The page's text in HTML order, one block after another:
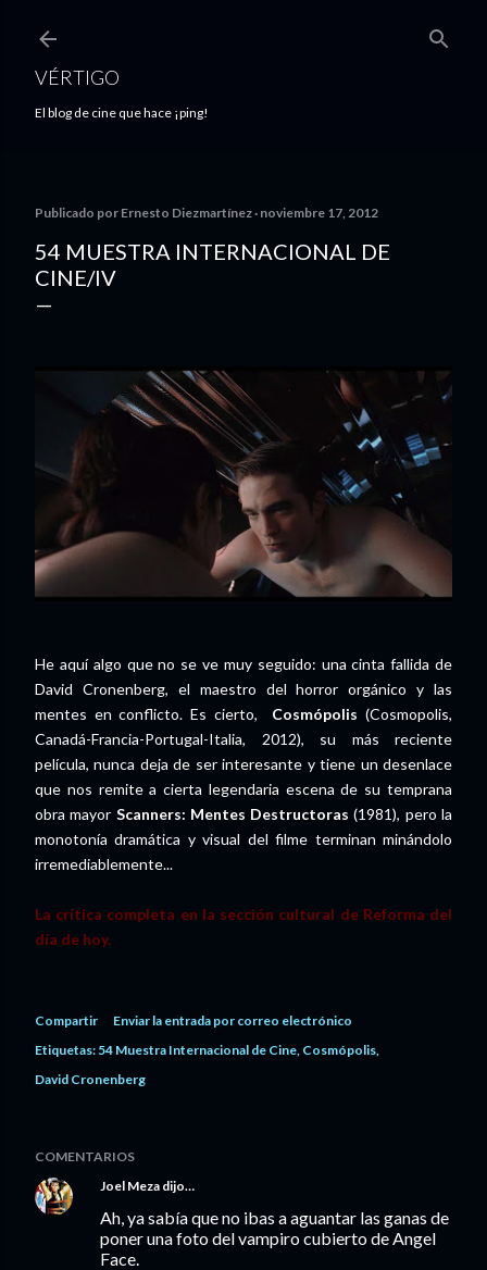
VÉRTIGO
El blog de cine que hace ¡ping!
Publicado por Ernesto Diezmartínez noviembre 17, 2012
54 MUESTRA INTERNACIONAL DE
CINE/IV
He aquí algo que no se ve muy seguido: una cinta fallida de
David Cronenberg, el maestro del horror orgánico y las
mentes en conflicto. Es cierto,
Cosmópolis(Cosmopolis,
Canadá-Francia-Portugal-Italia, 2012), su más reciente
película, nunca deja de ser interesante y tiene un desenlace
que nos remite a cierta legendaria escena de su temprana
obra mayor Scanners: Mentes Destructoras (1981), pero la
monotonía dramática y visual del filme terminan minándolo
irremediablemente...
La crítica completa en la sección cultural de Reforma del
día de hoy.
Compartir
Enviar la entrada por correo electrónico
Etiquetas: 54 Muestra Internacional de Cine Cosmópolis
David Cronenberg
COMENTARIOS
Joel Meza dijo…
Ah, ya sabía que no ibas a aguantar las ganas de
poner una foto del vampiro cubierto de Angel
Face.